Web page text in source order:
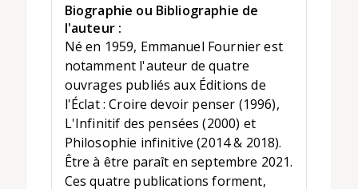
Biographie ou Bibliographie de
l'auteur :
Né en 1959, Emmanuel Fournier est
notamment l'auteur de quatre
ouvrages publiés aux Éditions de
l'Éclat : Croire devoir penser (1996),
L'Infinitif des pensées (2000) et
Philosophie infinitive (2014 & 2018).
Être à être paraît en septembre 2021.
Ces quatre publications forment,